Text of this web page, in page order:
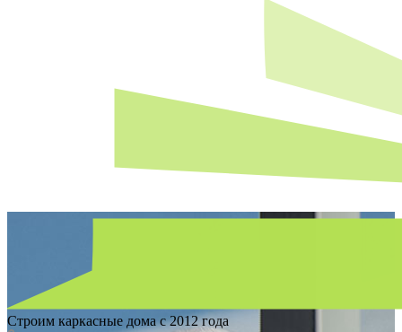
Строим каркасные дома с 2012 года